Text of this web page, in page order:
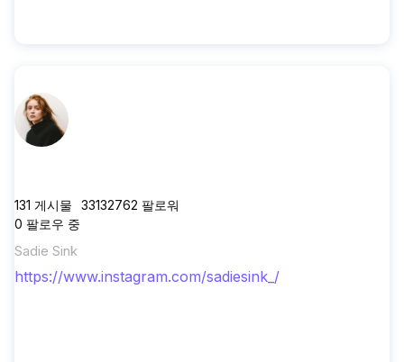
131 게시물 33132762 팔로워
0 팔로우 중
Sadie Sink
https://www.instagram.com/sadiesink_/